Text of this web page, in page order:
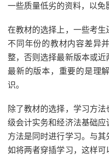
一些质量低劣的资料，以免
在教材的选择上，一些考生
不同年份的教材内容差异
整，否则选择最新版本或
最新的版本，重要的是理
识。
除了教材的选择，学习方
级会计实务和经济法基础
方法是同时进行学习。与
如将两者穿插学习，这样